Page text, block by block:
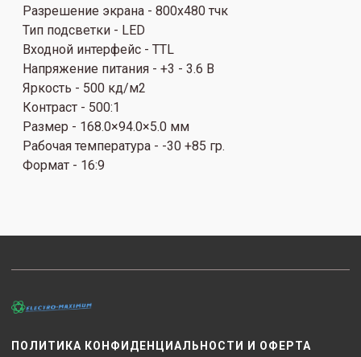
Разрешение экрана - 800x480 тчк
Тип подсветки - LED
Входной интерфейс - TTL
Напряжение питания - +3 - 3.6 В
Яркость - 500 кд/м2
Контраст - 500:1
Размер - 168.0×94.0×5.0 мм
Рабочая температура - -30 +85 гр.
Формат - 16:9
ПОЛИТИКА КОНФИДЕНЦИАЛЬНОСТИ И ОФЕРТА